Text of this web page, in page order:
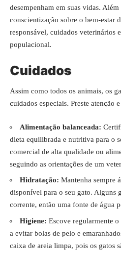
desempenham em suas vidas.
conscientização sobre o bem-estar
responsável, cuidados veterinários
populacional.
Cuidados
Assim como todos os animais, os
cuidados especiais. Preste atenção
Alimentação balanceada:
dieta equilibrada e nutritiva para o
comercial de alta qualidade ou
seguindo as orientações de um
Hidratação: Mantenha sempre
disponível para o seu gato. Alguns
corrente, então uma fonte de água
Higiene: Escove regularmente
a evitar bolas de pelo e
caixa de areia limpa, pois os gatos